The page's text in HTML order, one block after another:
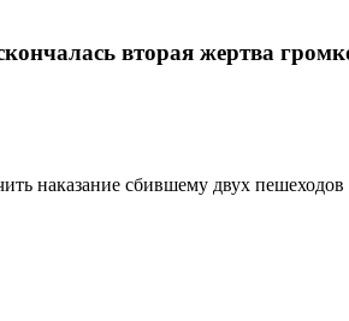
вторая жертва
наказание сбившему двух